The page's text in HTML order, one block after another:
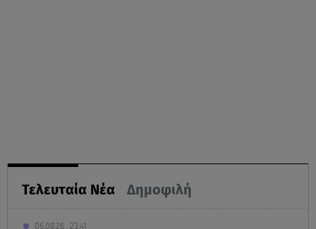
Τελευταία Νέα Δημοφιλή
06.08.26 , 23:41